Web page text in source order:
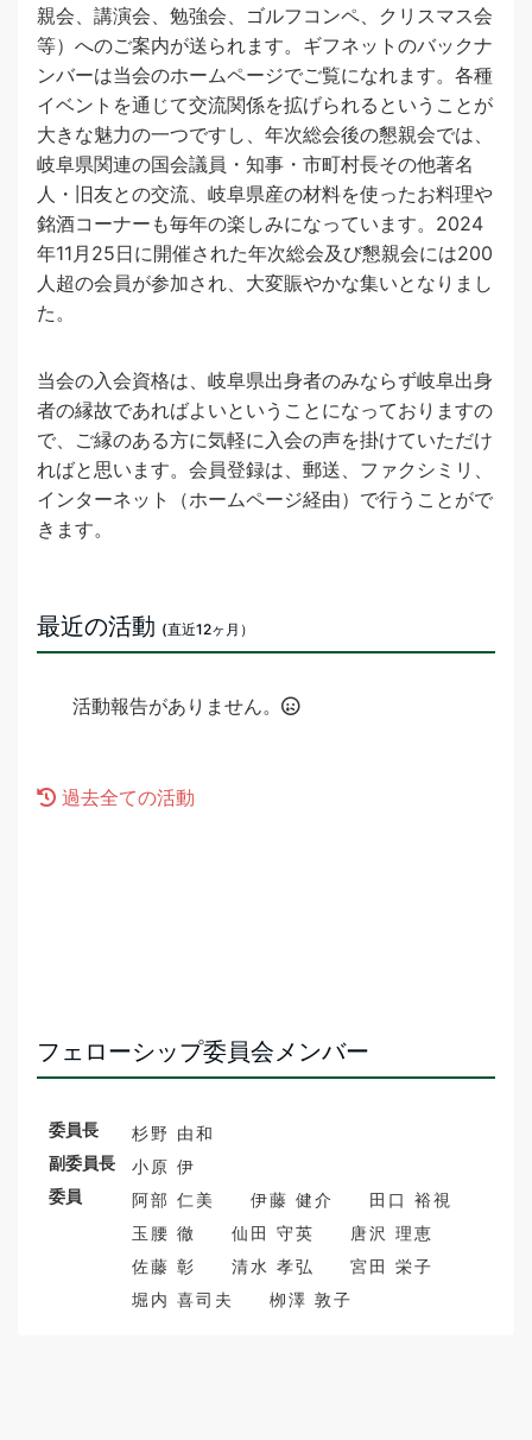
親会、講演会、勉強会、ゴルフコンペ、クリスマス会
等）へのご案内が送られます。ギフネットのバックナ
ンバーは当会のホームページでご覧になれます。各種
イベントを通じて交流関係を拡げられるということが
大きな魅力の一つですし、年次総会後の懇親会では、
岐阜県関連の国会議員・知事・市町村長その他著名
人・旧友との交流、岐阜県産の材料を使ったお料理や
銘酒コーナーも毎年の楽しみになっています。2024
年11月25日に開催された年次総会及び懇親会には200
人超の会員が参加され、大変賑やかな集いとなりまし
た。
当会の入会資格は、岐阜県出身者のみならず岐阜出身
者の縁故であればよいということになっておりますの
で、ご縁のある方に気軽に入会の声を掛けていただけ
ればと思います。会員登録は、郵送、ファクシミリ、
インターネット（ホームページ経由）で行うことがで
きます。
最近の活動 (直近12ヶ月）
活動報告がありません。
過去全ての活動
フェローシップ委員会メンバー
委員長
杉野 由和
副委員長
小原 伊
委員
阿部 仁美 伊藤 健介
田口 裕視
玉腰 徹
仙田 守英
唐沢 理恵
佐藤 彰
清水 孝弘
宮田 栄子
堀内 喜司夫
栁澤 敦子